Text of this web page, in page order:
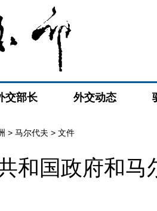
交部长 外交动态
> 马尔代夫 > 文件
和国政府和马